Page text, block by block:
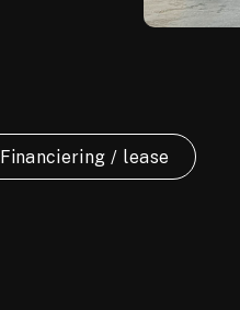
Financiering / lease